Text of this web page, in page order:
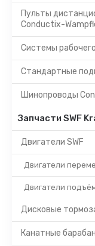
Пульты
Conductix-
Системы
Стандартные
Шинопроводы
Запчасти SWF
Двигатели SWF
Двигатели
Двигатели
Дисковые
Канатные